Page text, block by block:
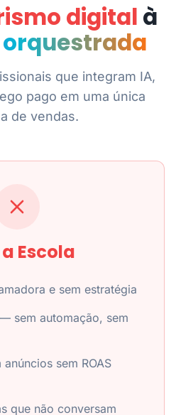
digital à
que integram IA,
pago em uma única
de vendas.
Escola
e sem estratégia
sem automação, sem
sem ROAS
que não conversam